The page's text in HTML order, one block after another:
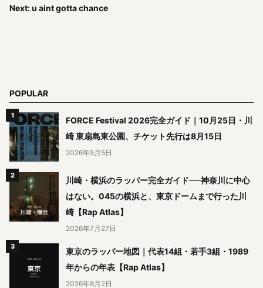
Next: u aint gotta chance
POPULAR
FORCE Festival 2026完全ガイド｜10月25日・川
崎 東扇島東公園、チケット先行は8月15日
2026年5月5日
川崎・横浜のラッパー完全ガイド──神奈川に中心
はない。045の横浜と、東京ドームまで行った川
崎【Rap Atlas】
2026年7月27日
東京のラッパー地図｜代表14組・若手3組・1989
年からの年表【Rap Atlas】
2026年8月2日